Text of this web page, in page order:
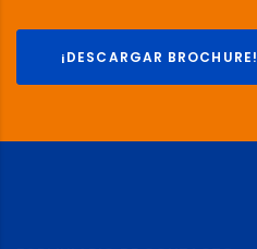
¡DESCARGAR BROCHURE!